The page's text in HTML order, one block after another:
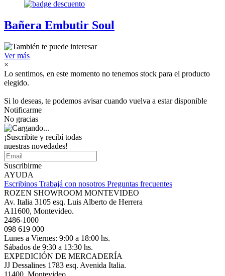
Bañera Embutir Soul
Ver más
×
Lo sentimos, en este momento no tenemos stock para el producto
elegido.
Si lo deseas, te podemos avisar cuando vuelva a estar disponible
Notificarme
No gracias
¡Suscribite y recibí todas
nuestras novedades!
Suscribirme
AYUDA
Escribinos Trabajá con nosotros Preguntas frecuentes
ROZEN SHOWROOM MONTEVIDEO
Av. Italia 3105 esq. Luis Alberto de Herrera
A11600, Montevideo.
2486-1000
098 619 000
Lunes a Viernes: 9:00 a 18:00 hs.
Sábados de 9:30 a 13:30 hs.
EXPEDICIÓN DE MERCADERÍA
JJ Dessalines 1783 esq. Avenida Italia.
11400, Montevideo.